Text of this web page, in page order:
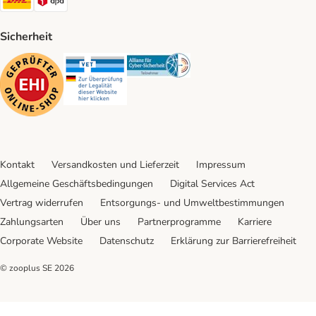
Sicherheit
Security Security Security
Kontakt Versandkosten und Lieferzeit
Impressum
Allgemeine Geschäftsbedingungen
Digital Services Act
Vertrag widerrufen
Entsorgungs- und Umweltbestimmungen
Zahlungsarten
Über uns Partnerprogramme
Karriere
Corporate Website
Datenschutz Erklärung zur Barrierefreiheit
© zooplus SE 2026